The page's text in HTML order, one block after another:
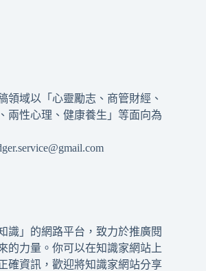
領域以「心靈勵志、商管財經、
兩性心理、健康養生」等面向為
識」的網路平台，致力於推廣閱
的力量。你可以在知識家網站上
確資訊，歡迎將知識家網站分享